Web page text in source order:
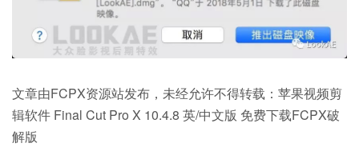
文章由FCPX资源站发布，未经允许不得转载：苹果视频剪
辑软件 Final Cut Pro X 10.4.8 英/中文版 免费下载FCPX破
解版